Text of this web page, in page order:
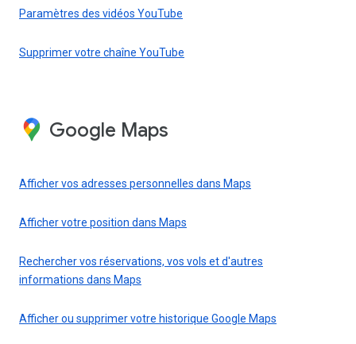
Paramètres des vidéos YouTube
Supprimer votre chaîne YouTube
Google Maps
Afficher vos adresses personnelles dans Maps
Afficher votre position dans Maps
Rechercher vos réservations, vos vols et d'autres
informations dans Maps
Afficher ou supprimer votre historique Google Maps